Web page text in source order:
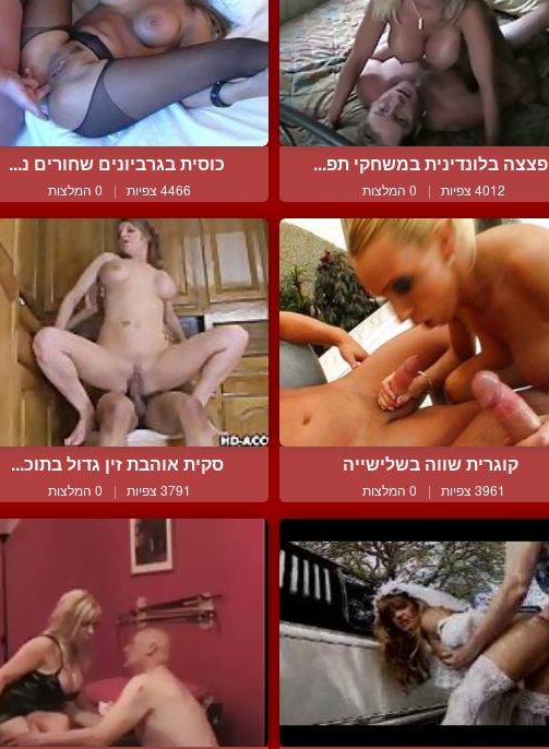
פצצה בלונדינית במשחקי תפ...
4012 צפיות | 0 המלצות
כוסית בגרביונים שחורים נ...
4466 צפיות | 0 המלצות
קוגרית שווה בשלישייה
3961 צפיות | 0 המלצות
סקית אוהבת זין גדול בתוכ...
3791 צפיות | 0 המלצות